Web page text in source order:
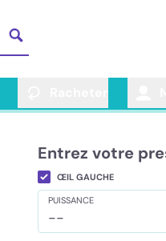
Entrez votre
ŒIL GAUCHE
PUISSANCE
--